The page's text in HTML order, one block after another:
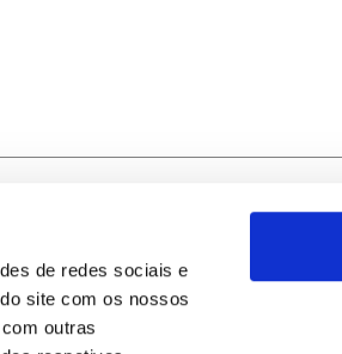
de redes sociais e
site com os nossos
outras